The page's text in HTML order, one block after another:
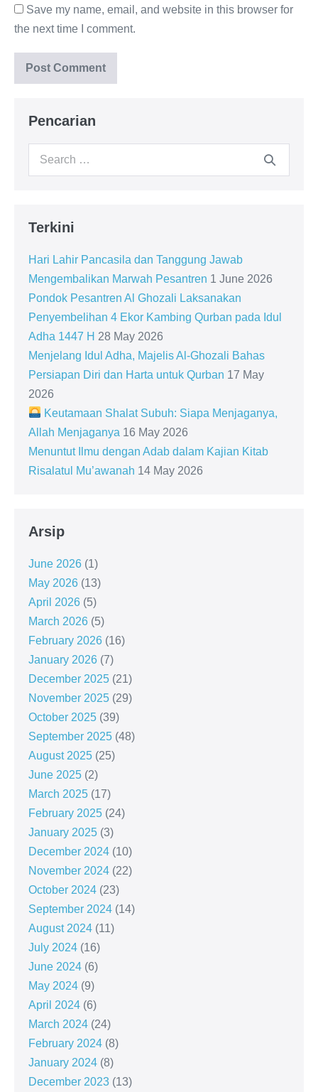
Save my name, email, and website in this browser for
the next time I comment.
Pencarian
Search
Terkini
Hari Lahir Pancasila dan Tanggung Jawab
Mengembalikan Marwah Pesantren 1 June 2026
Pondok Pesantren Al Ghozali Laksanakan
Penyembelihan 4 Ekor Kambing Qurban pada Idul
Adha 1447 H 28 May 2026
Menjelang Idul Adha, Majelis Al-Ghozali Bahas
Persiapan Diri dan Harta untuk Qurban 17 May
2026
Keutamaan Shalat Subuh: Siapa Menjaganya,
Allah Menjaganya 16 May 2026
Menuntut Ilmu dengan Adab dalam Kajian Kitab
Risalatul Mu’awanah 14 May 2026
Arsip
June 2026 (1)
May 2026 (13)
April 2026 (5)
March 2026 (5)
February 2026 (16)
January 2026 (7)
December 2025 (21)
November 2025 (29)
October 2025 (39)
September 2025 (48)
August 2025 (25)
June 2025 (2)
March 2025 (17)
February 2025 (24)
January 2025 (3)
December 2024 (10)
November 2024 (22)
October 2024 (23)
September 2024 (14)
August 2024 (11)
July 2024 (16)
June 2024 (6)
May 2024 (9)
April 2024 (6)
March 2024 (24)
February 2024 (8)
January 2024 (8)
December 2023 (13)